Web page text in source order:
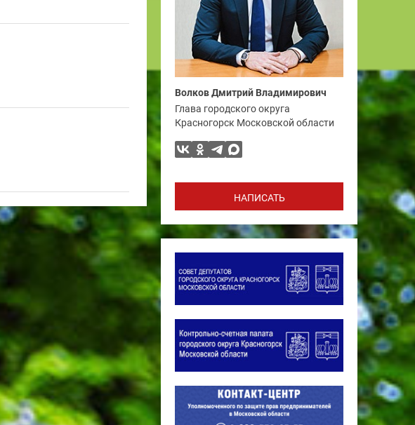
Волков Дмитрий Владимирович
Глава городского округа
Красногорск Московской области
НАПИСАТЬ